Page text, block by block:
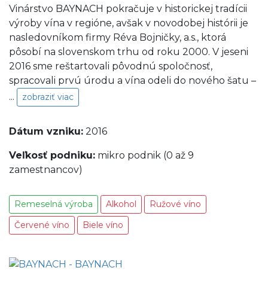
Vinárstvo BAYNACH pokračuje v historickej tradícii
výroby vína v regióne, avšak v novodobej histórii je
nasledovníkom firmy Réva Bojničky, a.s., ktorá
pôsobí na slovenskom trhu od roku 2000. V jeseni
2016 sme reštartovali pôvodnú spoločnosť,
spracovali prvú úrodu a vína odeli do nového šatu –
...
zobraziť viac
Dátum vzniku: 2016
Veľkosť podniku: mikro podnik (0 až 9
zamestnancov)
Remeselná výroba Alkohol
Ružové víno
Červené víno
Biele víno